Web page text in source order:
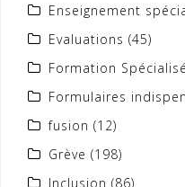
Enseignement
Evaluations (45)
Formation
Formulaires
fusion (12)
Grève (198)
Inclusion (86)